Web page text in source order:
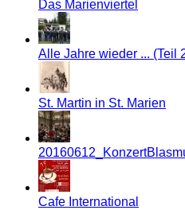
Das Marienviertel
Alle Jahre wieder ... (Teil
St. Martin in St. Marien
Cafe International